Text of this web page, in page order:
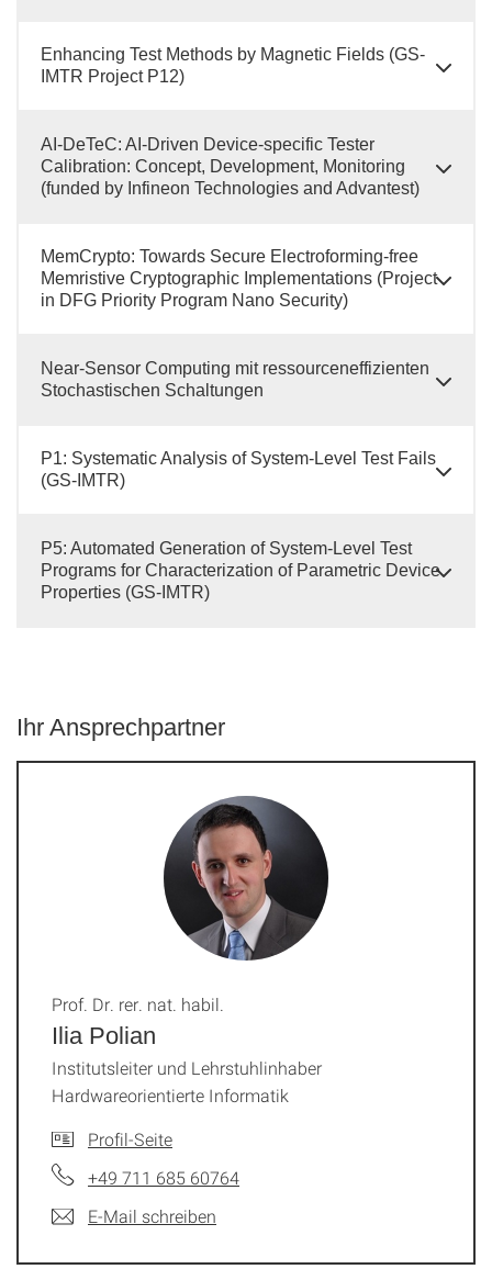
Enhancing Test Methods by Magnetic Fields (GS-
IMTR Project P12)
AI-DeTeC: AI-Driven Device-specific Tester
Calibration: Concept, Development, Monitoring
(funded by Infineon Technologies and Advantest)
MemCrypto: Towards Secure Electroforming-free
Memristive Cryptographic Implementations (Project
in DFG Priority Program Nano Security)
Near-Sensor Computing mit ressourceneffizienten
Stochastischen Schaltungen
P1: Systematic Analysis of System-Level Test Fails
(GS-IMTR)
P5: Automated Generation of System-Level Test
Programs for Characterization of Parametric Device
Properties (GS-IMTR)
Ihr Ansprechpartner
Ilia Polian
Prof. Dr. rer. nat. habil.
Institutsleiter und Lehrstuhlinhaber
Hardwareorientierte Informatik
Profil-Seite
+49 711 685 60764
E-Mail schreiben